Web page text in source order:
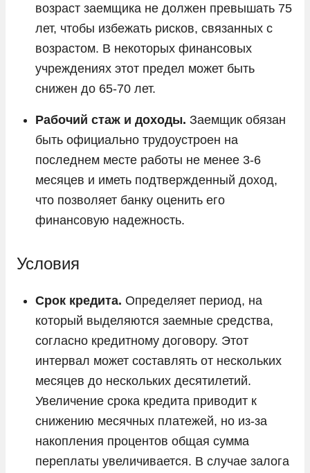
возраст заемщика не должен превышать 75
лет, чтобы избежать рисков, связанных с
возрастом. В некоторых финансовых
учреждениях этот предел может быть
снижен до 65-70 лет.
Рабочий стаж и доходы. Заемщик обязан
быть официально трудоустроен на
последнем месте работы не менее 3-6
месяцев и иметь подтвержденный доход,
что позволяет банку оценить его
финансовую надежность.
Условия
Срок кредита. Определяет период, на
который выделяются заемные средства,
согласно кредитному договору. Этот
интервал может составлять от нескольких
месяцев до нескольких десятилетий.
Увеличение срока кредита приводит к
снижению месячных платежей, но из-за
накопления процентов общая сумма
переплаты увеличивается. В случае залога